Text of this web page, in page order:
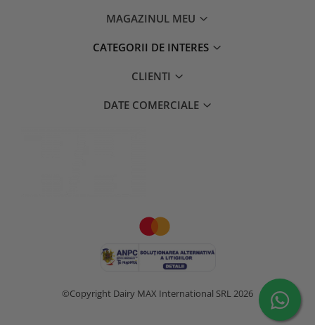
MAGAZINUL MEU
CATEGORII DE INTERES
CLIENTI
DATE COMERCIALE
©Copyright Dairy MAX International SRL 2026